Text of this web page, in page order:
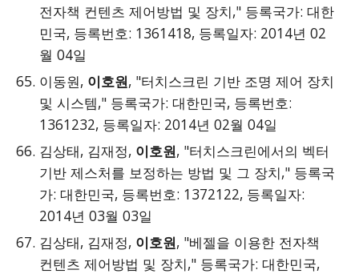
전자책 컨텐츠 제어방법 및 장치," 등록국가: 대한
민국, 등록번호: 1361418, 등록일자: 2014년 02
월 04일
이동원, 이호원, "터치스크린 기반 조명 제어 장치
및 시스템," 등록국가: 대한민국, 등록번호:
1361232, 등록일자: 2014년 02월 04일
김상태, 김재정, 이호원, "터치스크린에서의 벡터
기반 제스처를 보정하는 방법 및 그 장치," 등록국
가: 대한민국, 등록번호: 1372122, 등록일자:
2014년 03월 03일
김상태, 김재정, 이호원, "베젤을 이용한 전자책
컨텐츠 제어방법 및 장치," 등록국가: 대한민국,